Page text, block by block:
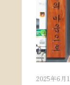
2025年6月